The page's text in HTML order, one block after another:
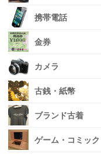
携帯電話
金券
カメラ
古銭・紙幣
ブランド古着
ゲーム・コミック